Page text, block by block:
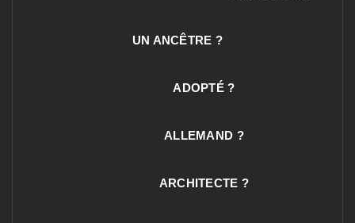
UN ANCÊTRE ?
ADOPTÉ ?
ALLEMAND ?
ARCHITECTE ?